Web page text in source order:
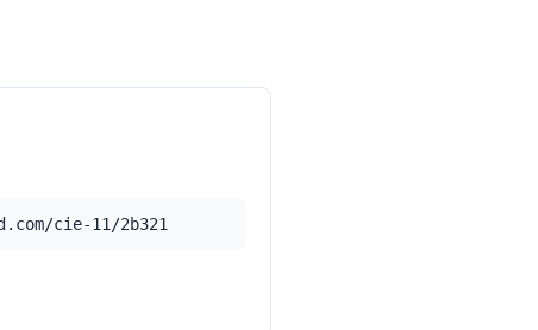
cie-11/2b321